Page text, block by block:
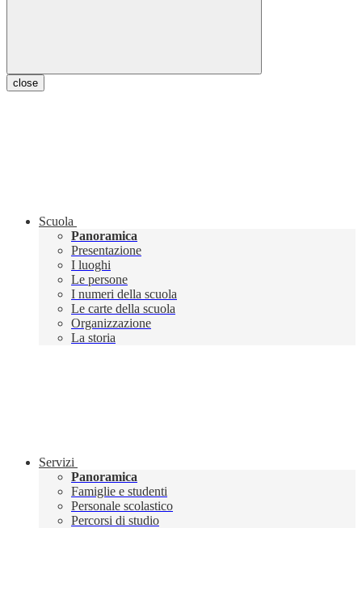
close
Scuola
Panoramica
Presentazione
I luoghi
Le persone
I numeri della scuola
Le carte della scuola
Organizzazione
La storia
Servizi
Panoramica
Famiglie e studenti
Personale scolastico
Percorsi di studio